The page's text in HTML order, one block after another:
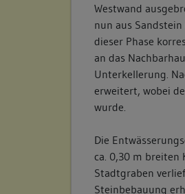
Westwand
nun aus
dieser Phase
an das
Unterkellerung.
erweitert, wobei
wurde.
Die
ca. 0,30 m breiten
Stadtgraben
Steinbebauung